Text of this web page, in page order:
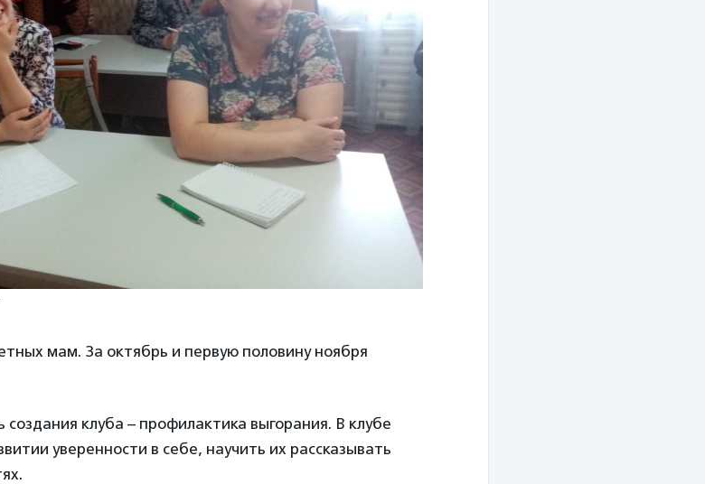
мам. За октябрь и первую половину ноября
создания клуба – профилактика выгорания. В клубе
уверенности в себе, научить их рассказывать